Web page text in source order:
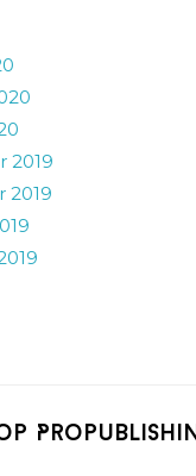
2019
2019